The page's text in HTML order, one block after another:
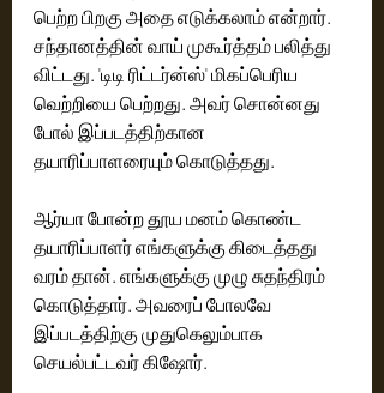
பெற்ற பிறகு அதை எடுக்கலாம் என்றார்.
சந்தானத்தின் வாய் முகூர்த்தம் பலித்து
விட்டது. 'டிடி ரிட்டர்ன்ஸ்' மிகப்பெரிய
வெற்றியை பெற்றது. அவர் சொன்னது
போல் இப்படத்திற்கான
ஆர்யா போன்ற தூய மனம் கொண்ட
தயாரிப்பாளர் எங்களுக்கு கிடைத்தது
வரம் தான். எங்களுக்கு முழு சுதந்திரம்
கொடுத்தார். அவரைப் போலவே
இப்படத்திற்கு முதுகெலும்பாக
செயல்பட்டவர் கிஷோர்.